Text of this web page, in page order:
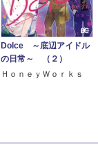
Dolce ～底辺アイドル
の日常～ （２）
ＨｏｎｅｙＷｏｒｋｓ